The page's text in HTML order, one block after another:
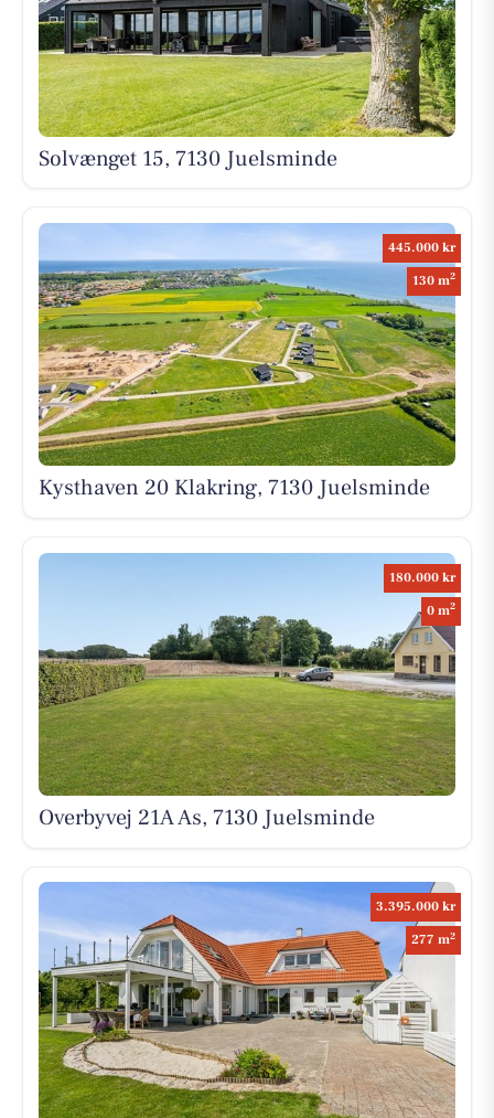
Solvænget 15, 7130 Juelsminde
445.000 kr
130 m2
Kysthaven 20 Klakring, 7130 Juelsminde
180.000 kr
0 m2
Overbyvej 21A As, 7130 Juelsminde
3.395.000 kr
277 m2